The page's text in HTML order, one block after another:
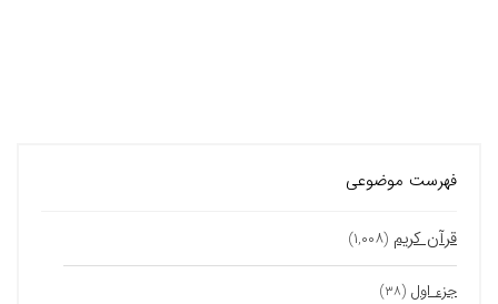
فهرست موضوعی
قرآن کریم (۱,۰۰۸)
جزء اول (۳۸)